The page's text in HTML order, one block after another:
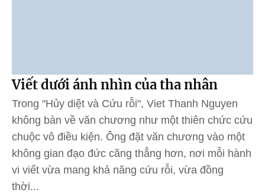
Viết dưới ánh nhìn của tha nhân
Trong "Hủy diệt và Cứu rỗi", Viet Thanh Nguyen
không bàn về văn chương như một thiên chức cứu
chuộc vô điều kiện. Ông đặt văn chương vào một
không gian đạo đức căng thẳng hơn, nơi mỗi hành
vi viết vừa mang khả năng cứu rỗi, vừa đồng
thời...